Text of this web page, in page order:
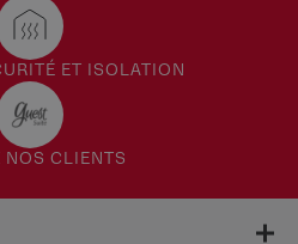
ET ISOLATION
NOS CLIENTS